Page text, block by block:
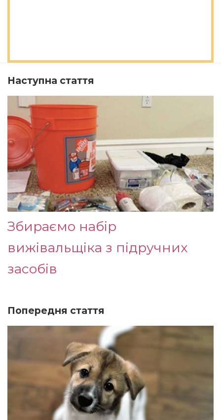
Наступна стаття
Збираємо набір
вижівальщіка з підручних
засобів
Попередня стаття